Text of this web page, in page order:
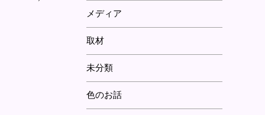
メディア
取材
未分類
色のお話